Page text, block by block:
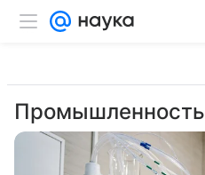
Промышленность